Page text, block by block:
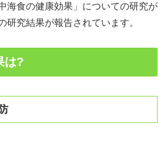
海食の健康効果」についての研究が
研究結果が報告されています。
は?